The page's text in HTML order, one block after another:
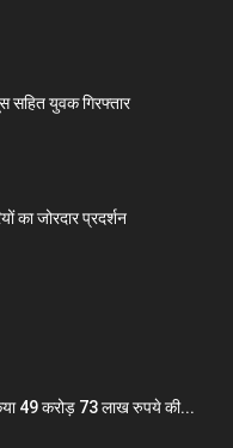
सहित युवक गिरफ्तार
का जोरदार प्रदर्शन
49 करोड़ 73 लाख रुपये की...